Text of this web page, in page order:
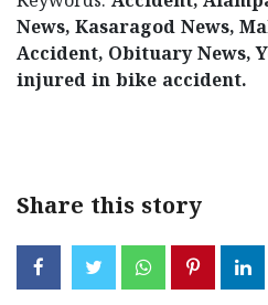
News, Kasaragod News,
Accident, Obituary News,
injured in bike accident.
Share this story